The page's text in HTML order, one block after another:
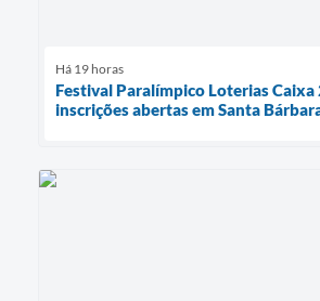
Há 19 horas
Festival Paralímpico Loterias
inscrições abertas em Santa